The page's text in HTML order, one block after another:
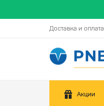
Доставка и оплата
Акции